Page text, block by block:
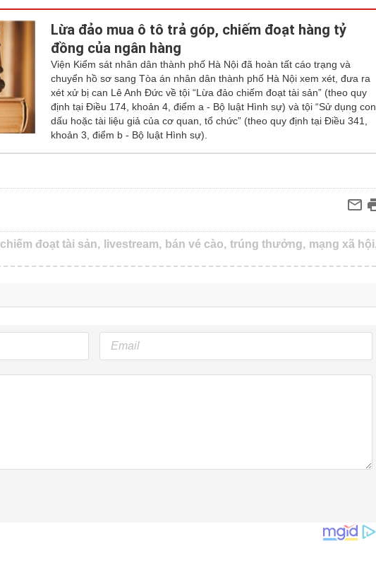
Lừa đảo mua ô tô trả góp, chiếm đoạt hàng tỷ
đồng của ngân hàng
Viện Kiểm sát nhân dân thành phố Hà Nội đã hoàn tất cáo trạng và
chuyển hồ sơ sang Tòa án nhân dân thành phố Hà Nội xem xét, đưa ra
xét xử bị can Lê Anh Đức về tội “Lừa đảo chiếm đoạt tài sản” (theo quy
định tại Điều 174, khoản 4, điểm a - Bộ luật Hình sự) và tội “Sử dụng con
dấu hoặc tài liệu giả của cơ quan, tổ chức” (theo quy định tại Điều 341,
khoản 3, điểm b - Bộ luật Hình sự).
chiếm đoạt tài sản, livestream, bán vé cào, trúng thưởng, mạng xã